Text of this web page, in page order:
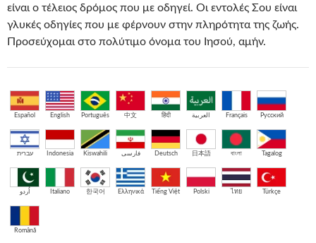
είναι ο τέλειος δρόμος που με οδηγεί. Οι εντολές Σου είναι
γλυκές οδηγίες που με φέρνουν στην πληρότητα της ζωής.
Προσεύχομαι στο πολύτιμο όνομα του Ιησού, αμήν.
Español English Português 中文 हिंदी العربية Français Русский
עברית Indonesia Kiswahili فارسی Deutsch 日本語 বাংলা Tagalog
اُردو Italiano 한국어 Ελληνικά Tiếng Việt Polski ไทย Türkçe
Română